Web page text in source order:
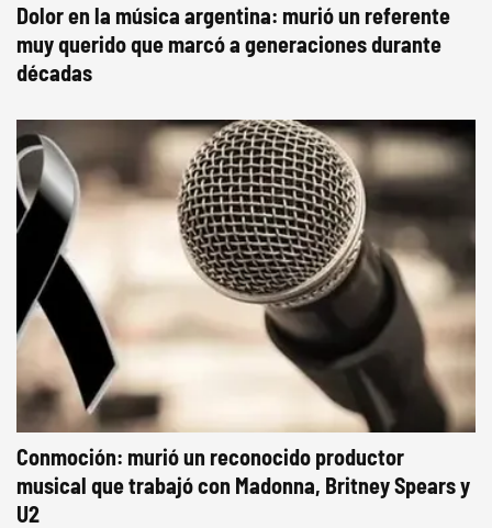
Dolor en la música argentina: murió un referente
muy querido que marcó a generaciones durante
décadas
Conmoción: murió un reconocido productor
musical que trabajó con Madonna, Britney Spears y
U2